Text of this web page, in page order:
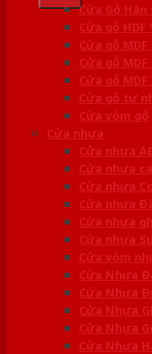
Cửa Gỗ Hàn
Cửa gỗ HDF
Cửa gỗ
Cửa gỗ MDF
Cửa gỗ MDF
Cửa gỗ tự
Cửa vòm gỗ
Cửa nhựa
Cửa nhựa
Cửa nhựa
Cửa nhựa
Cửa nhựa
Cửa nhựa
Cửa nhựa
Cửa vòm
Cửa Nhựa
Cửa Nhựa
Cửa Nhựa
Cửa Nhựa
Cửa Nhựa